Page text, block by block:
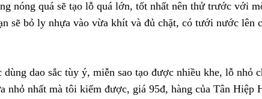
nóng quá sẽ tạo lỗ quá lớn, tốt nhất nên thử trước với
sẽ bỏ ly nhựa vào vừa khít và đủ chặt, có tưới nước lên
dao sắc tùy ý, miễn sao tạo được nhiều khe, lỗ nhỏ
nhất mà tôi kiếm được, giá 95đ, hàng của Tân Hiệp